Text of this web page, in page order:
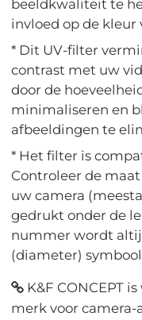
beeldkwaliteit te
invloed op de kleur
* Dit UV-filter
contrast met uw
door de
minimaliseren en
afbeeldingen te
* Het filter is
Controleer de
uw camera
gedrukt onder de
nummer wordt
(diameter)
K&F CONCEPT
merk voor camera-